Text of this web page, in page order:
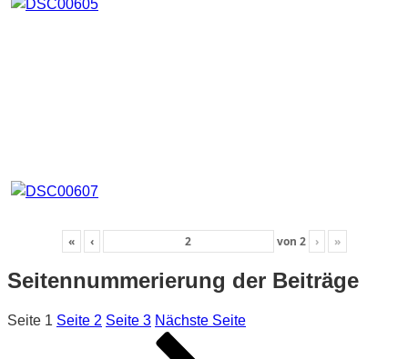
« ‹ von 2 › »
Seitennummerierung der Beiträge
Seite 1 Seite 2 Seite 3 Nächste Seite